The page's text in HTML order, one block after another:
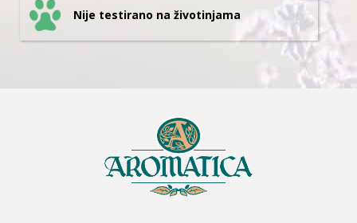
Nije testirano na životinjama